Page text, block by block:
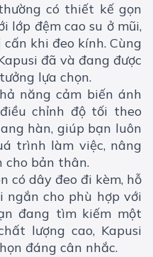
có thiết kế gọn
lớp đệm cao su ở mũi,
khi đeo kính. Cùng
đã và đang được
lựa chọn.
năng cảm biến ánh
chỉnh độ tối theo
hàn, giúp bạn luôn
trình làm việc, nâng
cho bản thân.
có dây đeo đi kèm, hỗ
ngắn cho phù hợp với
đang tìm kiếm một
lượng cao, Kapusi
đáng cân nhắc.